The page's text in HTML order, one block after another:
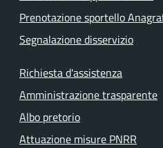
Prenotazione sportello
Segnalazione disservizio
Richiesta d'assistenza
Amministrazione trasparente
Albo pretorio
Attuazione misure PNRR